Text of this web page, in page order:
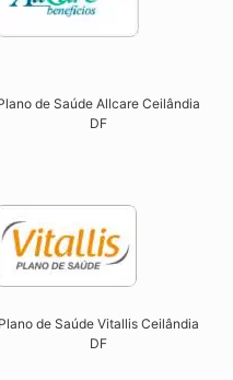
de Saúde Allcare Ceilândia
DF​
Plano de Saúde Vitallis Ceilândia
DF​